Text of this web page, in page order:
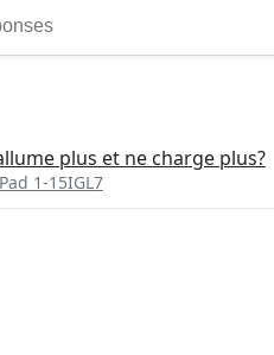
plus et ne charge plus?
1-15IGL7